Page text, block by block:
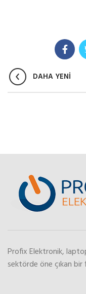
DAHA YENİ
Profix Elektronik,
sektörde öne çıkan bir